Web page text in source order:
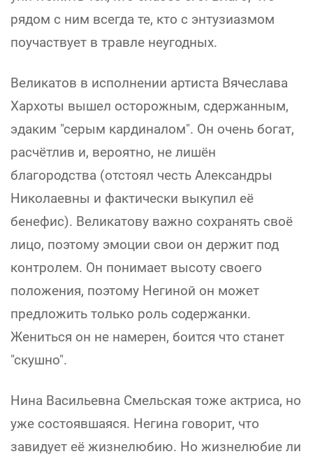
рядом с ним всегда те, кто с энтузиазмом
поучаствует в травле неугодных.
Великатов в исполнении артиста Вячеслава
Хархоты вышел осторожным, сдержанным,
эдаким "серым кардиналом". Он очень богат,
расчётлив и, вероятно, не лишён
благородства (отстоял честь Александры
Николаевны и фактически выкупил её
бенефис). Великатову важно сохранять своё
лицо, поэтому эмоции свои он держит под
контролем. Он понимает высоту своего
положения, поэтому Негиной он может
предложить только роль содержанки.
Жениться он не намерен, боится что станет
"скушно".
Нина Васильевна Смельская тоже актриса, но
уже состоявшаяся. Негина говорит, что
завидует её жизнелюбию. Но жизнелюбие ли